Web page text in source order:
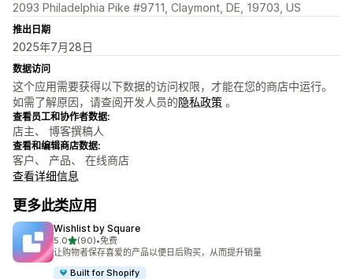
2093 Philadelphia Pike #9711, Claymont, DE, 19703, US
推出日期
2025年7月28日
数据访问
这个应用需要获得以下数据的访问权限，才能在您的商店中运行。
如需了解原因，请查阅开发人员的隐私政策 。
查看员工和协作者数据:
店主、 博客撰稿人
查看和编辑商店数据:
客户、 产品、 在线商店
查看详细信息
更多此类应用
Wishlist by Square
5.0星（满分 5 星）
(90)
总共 90 条评论
•免费
让购物者保存喜爱的产品以便日后购买，从而提升销量
Built for Shopify